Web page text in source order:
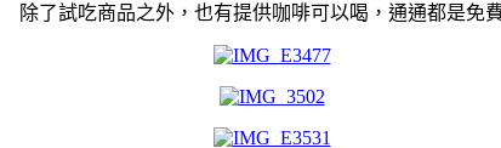
除了試吃商品之外，也有提供咖啡可以喝，通通都是免